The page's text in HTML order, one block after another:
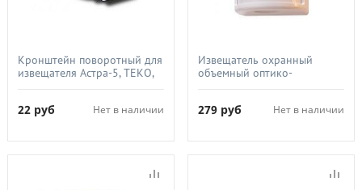
Кронштейн поворотный для
извещателя Астра-5, ТЕКО,
22 руб Нет в наличии
Извещатель охранный
объемный оптико-
279 руб Нет в наличии